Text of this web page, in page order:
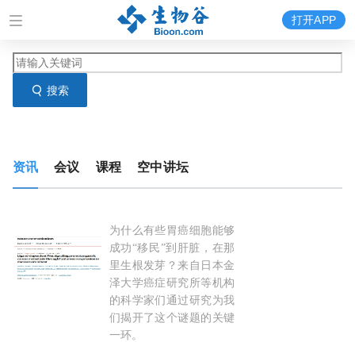
搜索
打开APP
资讯 会议 课程 空中讲坛
Nat Commun：胃癌转移的“帮凶”——
为什么有些胃癌细胞能够
成功“移民”到肝脏，在那
里生根发芽？来自日本金
泽大学癌症研究所等机构
的科学家们通过研究为我
们揭开了这个谜题的关键
一环。